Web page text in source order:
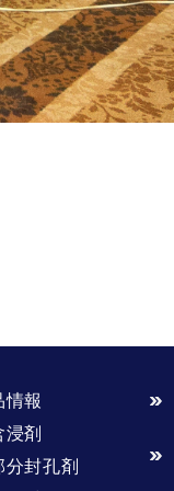
情報
浸剤
分封孔剤